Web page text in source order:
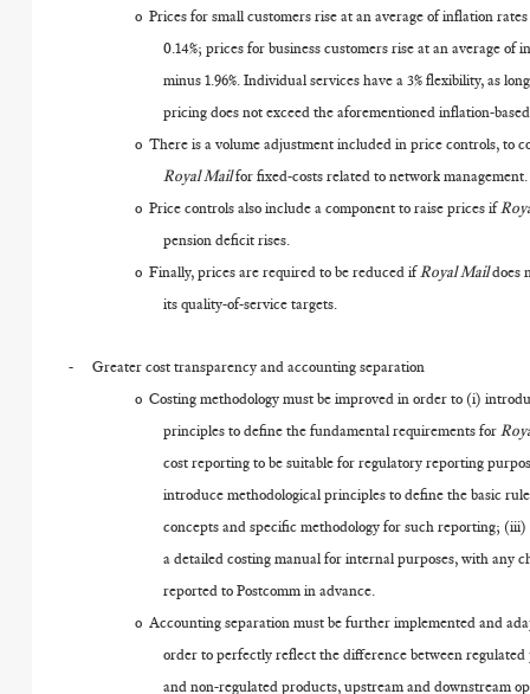
o Prices for small customers rise at an average of inflation
0.14%; prices for business customers rise at an average of
minus 1.96%. Individual services have a 3% flexibility, as
pricing does not exceed the aforementioned inflation-
o There is a volume adjustment included in price controls, to
Royal Mailfor fixed-costs related to network management.
o Price controls also include a component to raise prices if
pension deficit rises.
o Finally, prices are required to be reduced ifRoyal Maildoes
its quality-of-service targets.
-
Greater cost transparency and accounting separation
o Costing methodology must be improved in order to (i)
principles to define the fundamental requirements for
cost reporting to be suitable for regulatory reporting
introduce methodological principles to define the basic
concepts and specific methodology for such reporting;
a detailed costing manual for internal purposes, with any
reported to Postcomm in advance.
o Accounting separation must be further implemented and
order to perfectly reflect the difference between
and non-regulated products, upstream and downstream